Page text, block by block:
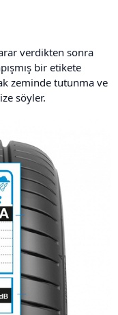
verdikten sonra
bir etikete
zeminde tutunma ve
söyler.